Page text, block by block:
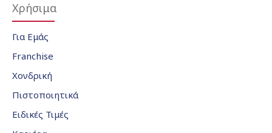
Χρήσιμα
Για Εμάς
Franchise
Χονδρική
Πιστοποιητικά
Ειδικές Τιμές